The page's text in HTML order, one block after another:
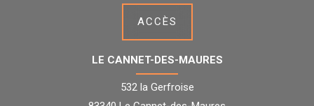
ACCÈS
LE CANNET-DES-MAURES
532 la Gerfroise